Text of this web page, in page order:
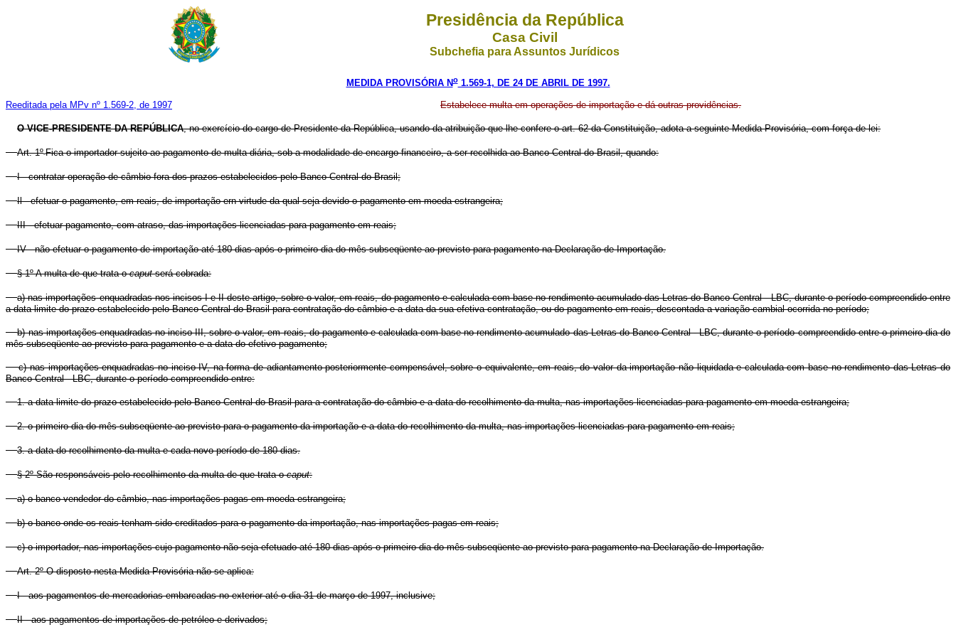
Presidência da República
Casa Civil
Subchefia para Assuntos Jurídicos
MEDIDA PROVISÓRIA No1.569-1, DE 24 DE ABRIL DE 1997.
Reeditada pela MPv nº 1.569-2, de 1997 Estabelece multa em operações de importação e dá outras providências.
O VICE-PRESIDENTE DA REPÚBLICA, no exercício do cargo de Presidente da República, usando da atribuição que lhe confere o art. 62 da Constituição, adota a seguinte Medida Provisória, com força de lei:
Art. 1º Fica o importador sujeito ao pagamento de multa diária, sob a modalidade de encargo financeiro, a ser recolhida ao Banco Central do Brasil, quando:
I - contratar operação de câmbio fora dos prazos estabelecidos pelo Banco Central do Brasil;
Il - efetuar o pagamento, em reais, de importação ern virtude da qual seja devido o pagamento em moeda estrangeira;
III - efetuar pagamento, com atraso, das importações licenciadas para pagamento em reais;
IV - não efetuar o pagamento de importação até 180 dias após o primeiro dia do mês subseqüente ao previsto para pagamento na Declaração de Importação.
§ 1º A multa de que trata ocaputserá cobrada:
a) nas importações enquadradas nos incisos I e II deste artigo, sobre o valor, em reais, do pagamento e calculada com base no rendimento acumulado das Letras do Banco Central - LBC, durante o período compreendido entre
a data limite do prazo estabelecido pelo Banco Central do Brasil para contratação do câmbio e a data da sua efetiva contratação, ou do pagamento em reais, descontada a variação cambial ocorrida no período;
b) nas importações enquadradas no inciso III, sobre o valor, em reais, do pagamento e calculada com base no rendimento acumulado das Letras do Banco Central - LBC, durante o período compreendido entre o primeiro dia do
mês subseqüente ao previsto para pagamento e a data do efetivo pagamento;
c) nas importações enquadradas no inciso IV, na forma de adiantamento posteriormente compensável, sobre o equivalente, em reais, do valor da importação não liquidada e calculada com base no rendimento das Letras do
Banco Central - LBC, durante o período compreendido entre:
1. a data limite do prazo estabelecido pelo Banco Central do Brasil para a contratação do câmbio e a data do recolhimento da multa, nas importações licenciadas para pagamento em moeda estrangeira;
2. o primeiro dia do mês subseqüente ao previsto para o pagamento da importação e a data do recolhimento da multa, nas importações licenciadas para pagamento em reais;
3. a data do recolhimento da multa e cada novo período de 180 dias.
§ 2º São responsáveis pelo recolhimento da multa de que trata ocaput:
a) o banco vendedor do câmbio, nas importações pagas em moeda estrangeira;
b) o banco onde os reais tenham sido creditados para o pagamento da importação, nas importações pagas em reais;
c) o importador, nas importações cujo pagamento não seja efetuado até 180 dias após o primeiro dia do mês subseqüente ao previsto para pagamento na Declaração de Importação.
Art. 2º O disposto nesta Medida Provisória não se aplica:
I - aos pagamentos de mercadorias embarcadas no exterior até o dia 31 de março de 1997, inclusive;
II - aos pagamentos de importações de petróleo e derivados;